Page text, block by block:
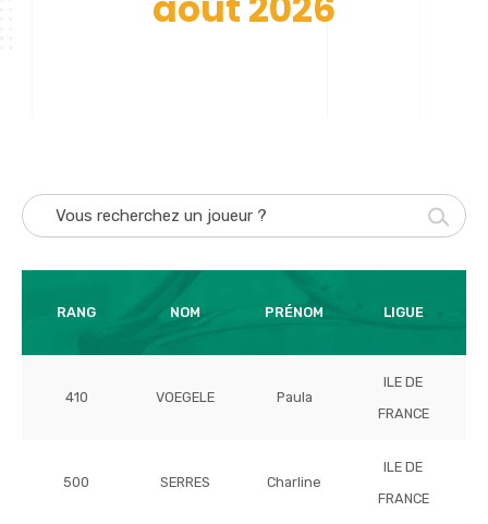
RANG NOM PRÉNOM LIGUE
410 VOEGELE Paula
ILE DE
FRANCE
500 SERRES Charline
ILE DE
FRANCE